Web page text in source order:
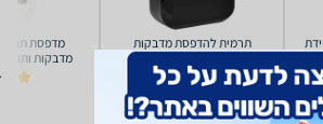
‏תרמית ‏להדפסת מדבקות
PTP710BT P-touch CUBE
Plus